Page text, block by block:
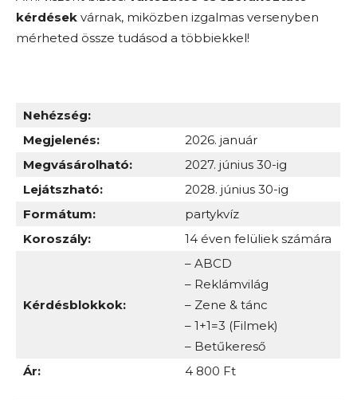
kérdések várnak, miközben izgalmas versenyben
mérheted össze tudásod a többiekkel!
Nehézség:
Megjelenés:
2026. január
Megvásárolható:
2027. június 30-ig
Lejátszható:
2028. június 30-ig
Formátum:
partykvíz
Koroszály:
14 éven felüliek számára
Kérdésblokkok:
– ABCD
– Reklámvilág
– Zene & tánc
– 1+1=3 (Filmek)
– Betűkereső
Ár:
4 800 Ft